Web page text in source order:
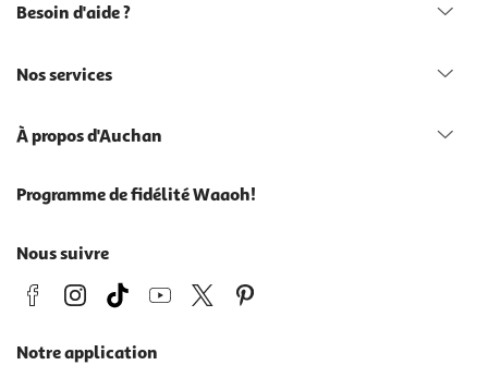
Besoin d'aide ?
Nos services
À propos d'Auchan
Programme de fidélité Waaoh!
Nous suivre
Notre application